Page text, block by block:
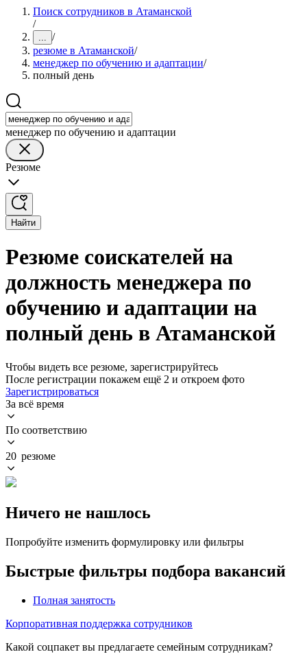
Поиск сотрудников в Атаманской
/
... /
резюме в Атаманской/
менеджер по обучению и адаптации/
полный день
менеджер по обучению и адаптации
Резюме
Найти
Резюме соискателей на
должность менеджера по
обучению и адаптации на
полный день в Атаманской
Чтобы видеть все резюме, зарегистрируйтесь
После регистрации покажем ещё 2 и откроем фото
Зарегистрироваться
За всё время
По соответствию
20 резюме
Ничего не нашлось
Попробуйте изменить формулировку или фильтры
Быстрые фильтры подбора вакансий
Полная занятость
Корпоративная поддержка сотрудников
Какой соцпакет вы предлагаете семейным сотрудникам?